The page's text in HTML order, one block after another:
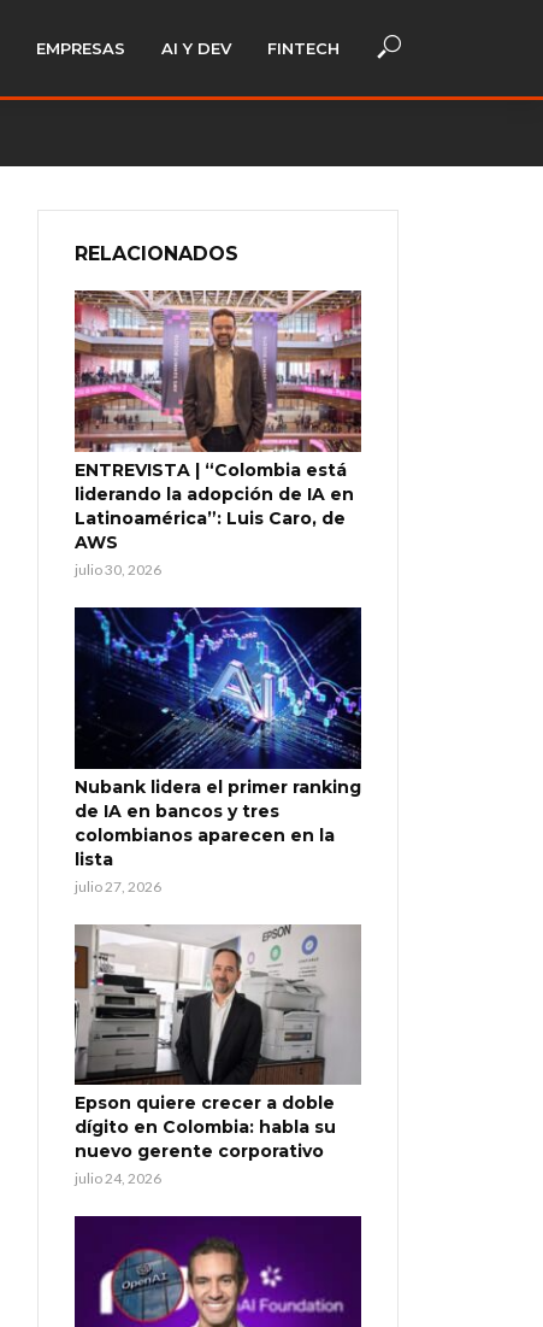
EMPRESAS AI Y DEV FINTECH
RELACIONADOS
ENTREVISTA | “Colombia está
liderando la adopción de IA en
Latinoamérica”: Luis Caro, de
AWS
julio 30, 2026
Nubank lidera el primer ranking
de IA en bancos y tres
colombianos aparecen en la
lista
julio 27, 2026
Epson quiere crecer a doble
dígito en Colombia: habla su
nuevo gerente corporativo
julio 24, 2026